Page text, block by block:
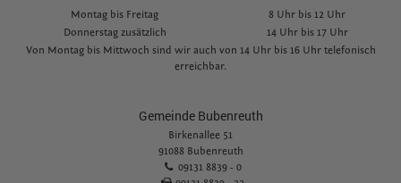
Montag bis Freitag
8 Uhr bis 12 Uhr
Donnerstag zusätzlich
14 Uhr bis 17 Uhr
Von Montag bis Mittwoch sind wir auch von 14 Uhr bis 16 Uhr telefonisch
erreichbar.
Gemeinde Bubenreuth
Birkenallee 51
91088 Bubenreuth
09131 8839 - 0